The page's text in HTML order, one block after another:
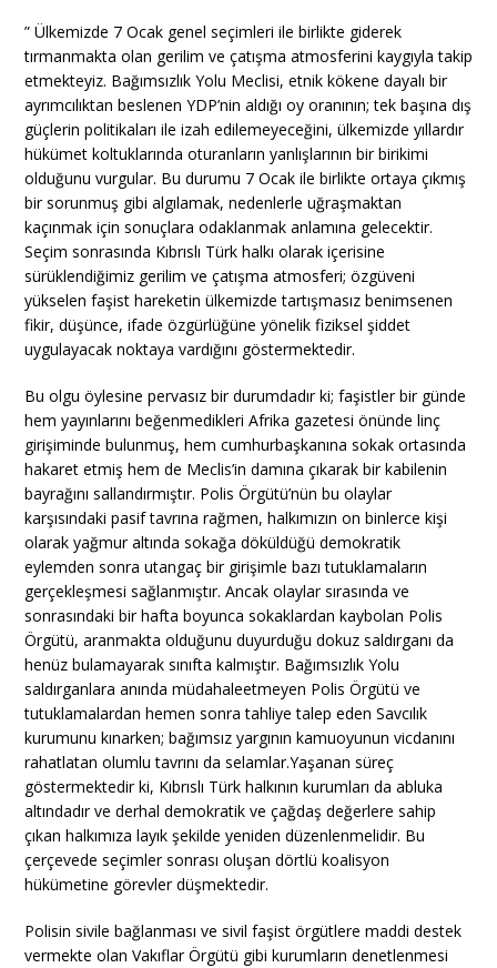
” Ülkemizde 7 Ocak genel seçimleri ile birlikte giderek
tırmanmakta olan gerilim ve çatışma atmosferini kaygıyla takip
etmekteyiz. Bağımsızlık Yolu Meclisi, etnik kökene dayalı bir
ayrımcılıktan beslenen YDP’nin aldığı oy oranının; tek başına dış
güçlerin politikaları ile izah edilemeyeceğini, ülkemizde yıllardır
hükümet koltuklarında oturanların yanlışlarının bir birikimi
olduğunu vurgular. Bu durumu 7 Ocak ile birlikte ortaya çıkmış
bir sorunmuş gibi algılamak, nedenlerle uğraşmaktan
kaçınmak için sonuçlara odaklanmak anlamına gelecektir.
Seçim sonrasında Kıbrıslı Türk halkı olarak içerisine
sürüklendiğimiz gerilim ve çatışma atmosferi; özgüveni
yükselen faşist hareketin ülkemizde tartışmasız benimsenen
fikir, düşünce, ifade özgürlüğüne yönelik fiziksel şiddet
uygulayacak noktaya vardığını göstermektedir.
Bu olgu öylesine pervasız bir durumdadır ki; faşistler bir günde
hem yayınlarını beğenmedikleri Afrika gazetesi önünde linç
girişiminde bulunmuş, hem cumhurbaşkanına sokak ortasında
hakaret etmiş hem de Meclis’in damına çıkarak bir kabilenin
bayrağını sallandırmıştır. Polis Örgütü’nün bu olaylar
karşısındaki pasif tavrına rağmen, halkımızın on binlerce kişi
olarak yağmur altında sokağa döküldüğü demokratik
eylemden sonra utangaç bir girişimle bazı tutuklamaların
gerçekleşmesi sağlanmıştır. Ancak olaylar sırasında ve
sonrasındaki bir hafta boyunca sokaklardan kaybolan Polis
Örgütü, aranmakta olduğunu duyurduğu dokuz saldırganı da
henüz bulamayarak sınıfta kalmıştır. Bağımsızlık Yolu
saldırganlara anında müdahaleetmeyen Polis Örgütü ve
tutuklamalardan hemen sonra tahliye talep eden Savcılık
kurumunu kınarken; bağımsız yargının kamuoyunun vicdanını
rahatlatan olumlu tavrını da selamlar.Yaşanan süreç
göstermektedir ki, Kıbrıslı Türk halkının kurumları da abluka
altındadır ve derhal demokratik ve çağdaş değerlere sahip
çıkan halkımıza layık şekilde yeniden düzenlenmelidir. Bu
çerçevede seçimler sonrası oluşan dörtlü koalisyon
hükümetine görevler düşmektedir.
Polisin sivile bağlanması ve sivil faşist örgütlere maddi destek
vermekte olan Vakıflar Örgütü gibi kurumların denetlenmesi